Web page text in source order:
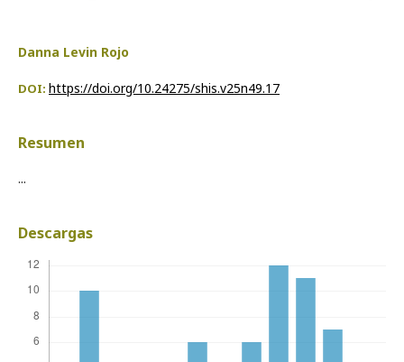
Danna Levin Rojo
DOI: https://doi.org/10.24275/shis.v25n49.17
Resumen
...
Descargas